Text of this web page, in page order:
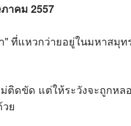
าคม 2557
" ที่แหวกว่ายอยู่ในมหาสมุ
ดขัด แต่ให้ระวังจะถูกหล
ย